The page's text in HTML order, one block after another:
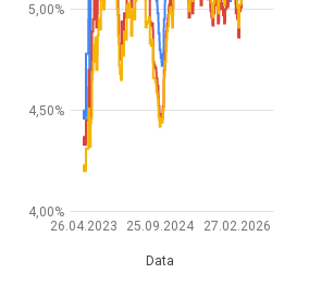
26.04.2023 25.09.2024 27.02.2026
Data
4,00%
4,50%
5,00%